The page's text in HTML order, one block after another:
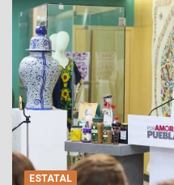
ESTATAL